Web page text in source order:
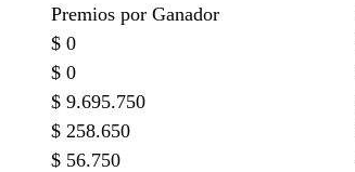
Premios por Ganador
$ 0
$ 0
$ 9.695.750
$ 258.650
$ 56.750